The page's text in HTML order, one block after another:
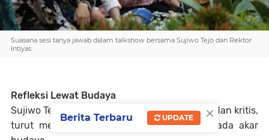
Suasana sesi tanya jawab dalam talkshow bersama Sujiwo Tejo dan Rektor
Intiyas
Refleksi Lewat Budaya
Sujiwo Tejo, dalam gaya khasnya yang puitis dan kritis,
turut menegaskan pentingnya kembali kepada akar
×
Berita Terbaru UPDATE